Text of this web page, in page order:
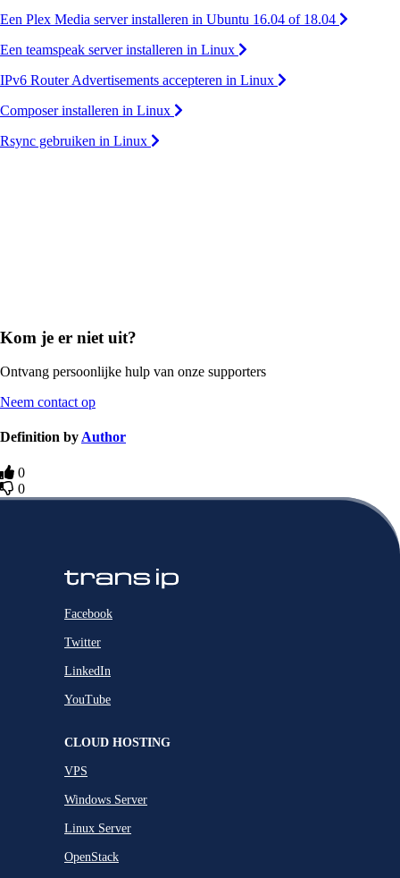
Een Plex Media server installeren in Ubuntu 16.04 of 18.04
Een teamspeak server installeren in Linux
IPv6 Router Advertisements accepteren in Linux
Composer installeren in Linux
Rsync gebruiken in Linux
Kom je er niet uit?
Ontvang persoonlijke hulp van onze supporters
Neem contact op
Definition byAuthor
0
0
Facebook
Twitter
LinkedIn
YouTube
CLOUD HOSTING
VPS
Windows Server
Linux Server
OpenStack